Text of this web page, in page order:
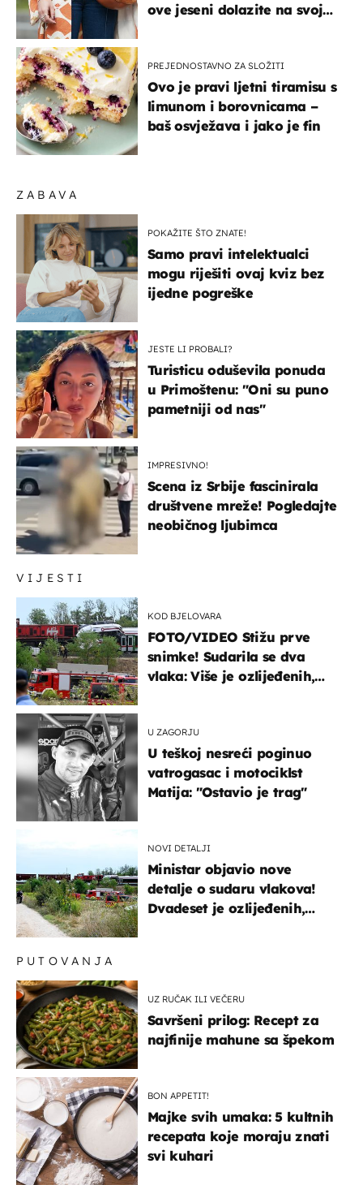
VIJESTI
KOD BJELOVARA
FOTO/VIDEO Stižu prve
snimke! Sudarila se dva
vlaka: Više je ozlijeđenih,
U ZAGORJU
U teškoj nesreći poginuo
vatrogasac i motociklst
Matija: "Ostavio je trag"
NOVI DETALJI
Ministar objavio nove
detalje o sudaru vlakova!
Dvadeset je ozlijeđenih,
ZABAVA
POKAŽITE ŠTO ZNATE!
Samo pravi intelektualci
mogu riješiti ovaj kviz bez
ijedne pogreške
JESTE LI PROBALI?
Turisticu oduševila ponuda
u Primoštenu: "Oni su puno
pametniji od nas"
IMPRESIVNO!
Scena iz Srbije fascinirala
društvene mreže! Pogledajte
neobičnog ljubimca
PUTOVANJA
UZ RUČAK ILI VEČERU
Savršeni prilog: Recept za
najfinije mahune sa špekom
BON APPETIT!
Majke svih umaka: 5 kultnih
recepata koje moraju znati
svi kuhari
ove jeseni dolazite na svoje
PREJEDNOSTAVNO ZA SLOŽITI
Ovo je pravi ljetni tiramisu s
limunom i borovnicama –
baš osvježava i jako je fin